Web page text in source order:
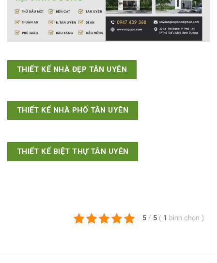
THIẾT KẾ NHÀ ĐẸP TÂN UYÊN
THIẾT KẾ NHÀ PHỐ TÂN UYÊN
THIẾT KẾ BIỆT THỰ TÂN UYÊN
5 / 5 ( 1 bình chọn )